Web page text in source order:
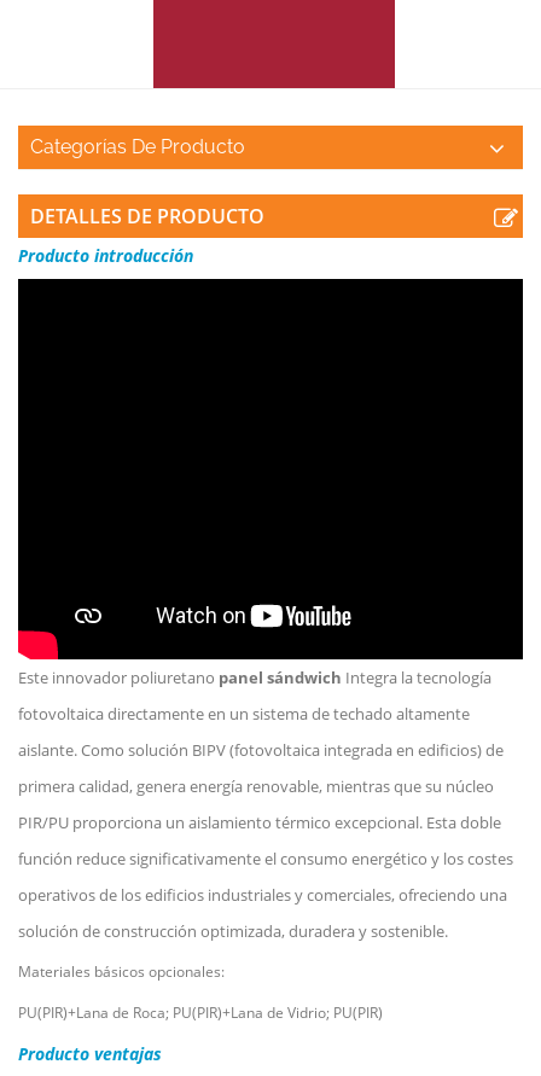
Categorías De Producto
DETALLES DE PRODUCTO
Producto introducción
Este innovador poliuretano panel sándwich Integra la tecnología
fotovoltaica directamente en un sistema de techado altamente
aislante. Como solución BIPV (fotovoltaica integrada en edificios) de
primera calidad, genera energía renovable, mientras que su núcleo
PIR/PU proporciona un aislamiento térmico excepcional. Esta doble
función reduce significativamente el consumo energético y los costes
operativos de los edificios industriales y comerciales, ofreciendo una
solución de construcción optimizada, duradera y sostenible.
Materiales básicos opcionales:
PU(PIR)+Lana de Roca; PU(PIR)+Lana de Vidrio; PU(PIR)
Producto ventajas